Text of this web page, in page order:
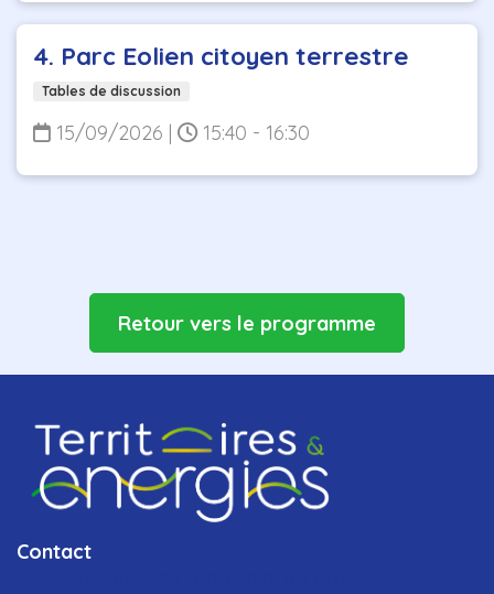
4. Parc Eolien citoyen terrestre
Tables de discussion
15/09/2026 | 15:40 - 16:30
Retour vers le programme
Contact